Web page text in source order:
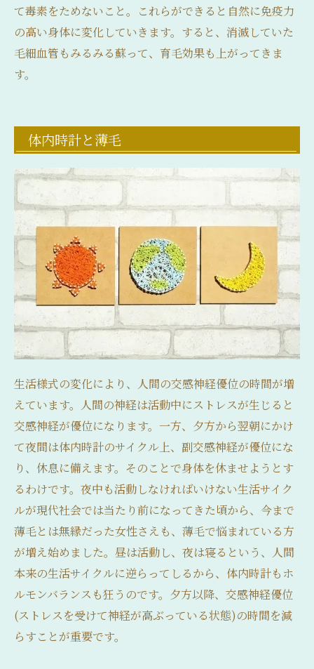
て毒素をためないこと。これらができると自然に免疫力
の高い身体に変化していきます。すると、消滅していた
毛細血管もみるみる蘇って、育毛効果も上がってきま
す。
体内時計と薄毛
生活様式の変化により、人間の交感神経優位の時間が増
えています。人間の神経は活動中にストレスが生じると
交感神経が優位になります。一方、夕方から翌朝にかけ
て夜間は体内時計のサイクル上、副交感神経が優位にな
り、休息に備えます。そのことで身体を休ませようとす
るわけです。夜中も活動しなければいけない生活サイク
ルが現代社会では当たり前になってきた頃から、今まで
薄毛とは無縁だった女性さえも、薄毛で悩まれている方
が増え始めました。昼は活動し、夜は寝るという、人間
本来の生活サイクルに逆らってしるから、体内時計もホ
ルモンバランスも狂うのです。夕方以降、交感神経優位
(ストレスを受けて神経が高ぶっている状態)の時間を減
らすことが重要です。